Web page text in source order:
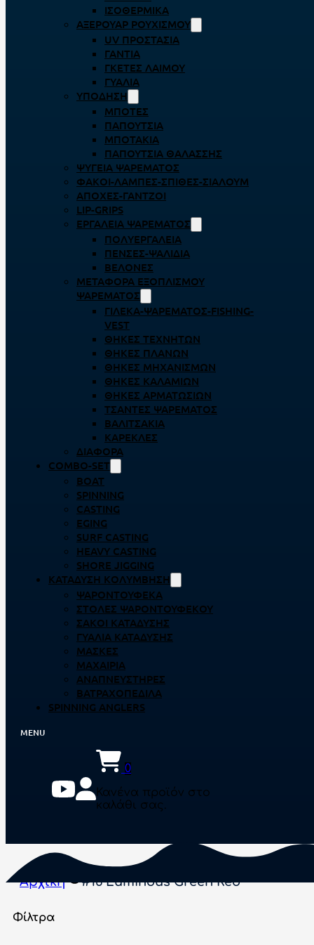
ΙΣΟΘΕΡΜΙΚΆ
ΑΞΕΡΟΥΆΡ ΡΟΥΧΙΣΜΟΎ
UV ΠΡΟΣΤΑΣΊΑ
ΓΆΝΤΙΑ
ΓΚΈΤΕΣ ΛΑΊΜΟΥ
ΓΥΑΛΙΆ
ΥΠΌΔΗΣΗ
ΜΠΌΤΕΣ
ΠΑΠΟΎΤΣΙΑ
ΜΠΟΤΆΚΙΑ
ΠΑΠΟΎΤΣΙΑ ΘΑΛΆΣΣΗΣ
ΨΥΓΕΊΑ ΨΑΡΈΜΑΤΟΣ
ΦΑΚΟΊ-ΛΆΜΠΕΣ-ΣΠΊΘΕΣ-ΣΊΑΛΟΥΜ
ΑΠΌΧΕΣ-ΓΆΝΤΖΟΙ
LIP-GRIPS
EΡΓΑΛΕΊΑ ΨΑΡΈΜΑΤΟΣ
ΠΟΛΥΕΡΓΑΛΕΊΑ
ΠΈΝΣΕΣ-ΨΑΛΊΔΙΑ
ΒΕΛΌΝΕΣ
ΜΕΤΑΦΟΡΆ ΕΞΟΠΛΙΣΜΟΎ
ΨΑΡΈΜΑΤΟΣ
ΓΙΛΈΚΑ-ΨΑΡΈΜΑΤΟΣ-FISHING-
VEST
ΘΉΚΕΣ ΤΕΧΝΗΤΏΝ
ΘΉΚΕΣ ΠΛΆΝΩΝ
ΘΉΚΕΣ ΜΗΧΑΝΙΣΜΏΝ
ΘΉΚΕΣ ΚΑΛΑΜΙΏΝ
ΘΉΚΕΣ ΑΡΜΑΤΩΣΙΏΝ
ΤΣΆΝΤΕΣ ΨΑΡΈΜΑΤΟΣ
ΒΑΛΙΤΣΆΚΙΑ
ΚΑΡΈΚΛΕΣ
ΔΙΆΦΟΡΑ
COMBO-SET
BOAT
SPINNING
CASTING
EGING
SURF CASTING
HEAVY CASTING
SHORE JIGGING
ΚΑΤΆΔΥΣΗ ΚΟΛΎΜΒΗΣΗ
ΨΑΡΟΝΤΟΎΦΕΚΑ
ΣΤΟΛΈΣ ΨΑΡΟΝΤΟΎΦΕΚΟΥ
ΣΆΚΟΙ ΚΑΤΆΔΥΣΗΣ
ΓΥΑΛΙΆ ΚΑΤΆΔΥΣΗΣ
ΜΆΣΚΕΣ
ΜΑΧΑΊΡΙΑ
ΑΝΑΠΝΕΥΣΤΉΡΕΣ
ΒΑΤΡΑΧΟΠΈΔΙΛΑ
SPINNING ANGLERS
0
Κανένα προϊόν στο
καλάθι σας.
Αρχική #16 Luminous Green Red
Φίλτρα